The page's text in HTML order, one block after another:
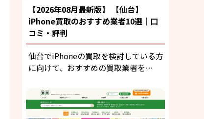
【2026年08月最新版】 【仙台】
iPhone買取のおすすめ業者10選｜口
コミ・評判
仙台でiPhoneの買取を検討している方
に向けて、おすすめの買取業者を…